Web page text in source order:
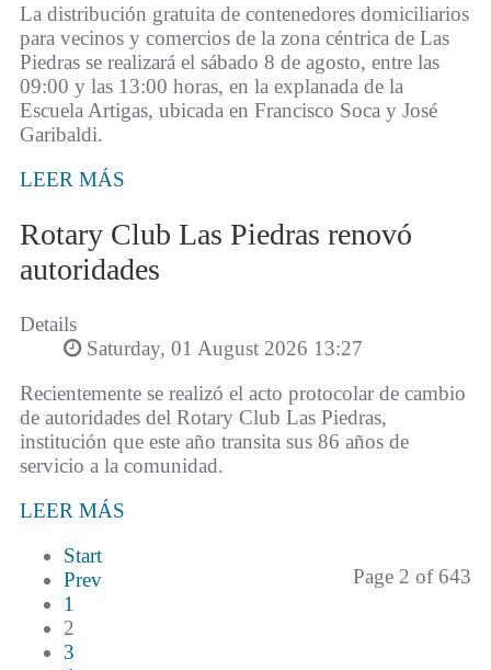
La distribución gratuita de contenedores domiciliarios
para vecinos y comercios de la zona céntrica de Las
Piedras se realizará el sábado 8 de agosto, entre las
09:00 y las 13:00 horas, en la explanada de la
Escuela Artigas, ubicada en Francisco Soca y José
Garibaldi.
LEER MÁS
Rotary Club Las Piedras renovó
autoridades
Details
Saturday, 01 August 2026 13:27
Recientemente se realizó el acto protocolar de cambio
de autoridades del Rotary Club Las Piedras,
institución que este año transita sus 86 años de
servicio a la comunidad.
LEER MÁS
Page 2 of 643
Start
Prev
1
2
3